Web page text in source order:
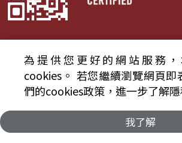
© 2024財團法人中央廣播電臺
資通安全政策聲明
服務條款
為提供您更好的網站服務
cookies。 若您繼續瀏覽網頁即
們的cookies政策，進一步了解隱
我了解